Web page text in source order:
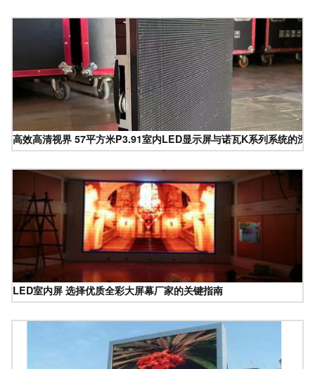
高效高清视界 57平方米P3.91室内LED显示屏与诺瓦K系列系统的深
LED室内屏 选择优质全彩大屏幕厂家的关键指南